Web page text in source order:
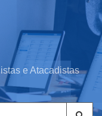
e Atacadistas